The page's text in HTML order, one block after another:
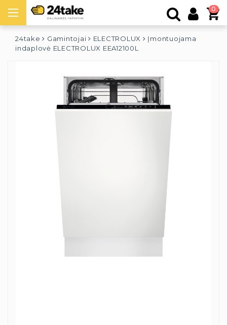
0
24take Gamintojai ELECTROLUX
Įmontuojama
indaplovė ELECTROLUX EEA12100L